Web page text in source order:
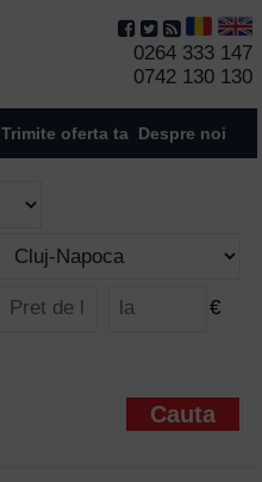
0264 333 147
0742 130 130
Trimite oferta ta Despre noi
€